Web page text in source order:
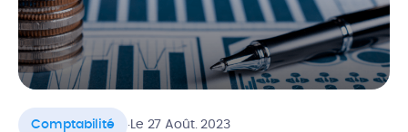
Comptabilité Le 27 Août. 2023